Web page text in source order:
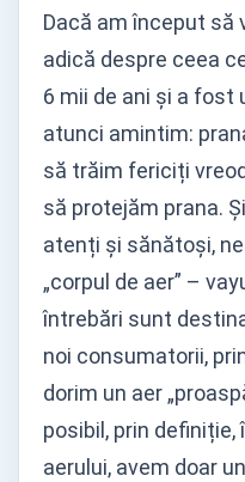
Dacă am început să
adică despre ceea
6 mii de ani și a
atunci amintim:
să trăim fericiți
să protejăm prana.
atenți și sănătoși,
„corpul de aer” –
întrebări sunt
noi consumatorii,
dorim un aer
posibil, prin
aerului, avem doar